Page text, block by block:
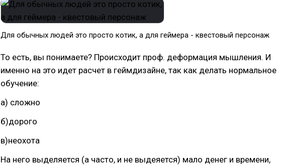
Для обычных людей это просто котик, а для геймера - квестовый персонаж
То есть, вы понимаете? Происходит проф. деформация мышления. И
именно на это идет расчет в геймдизайне, так как делать нормальное
обучение:
а) сложно
б)дорого
в)неохота
На него выделяется (а часто, и не выдеяется) мало денег и времени,